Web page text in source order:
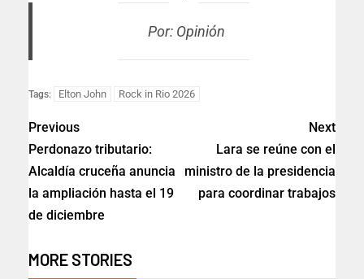
Por: Opinión
Tags: Elton John Rock in Rio 2026
Previous
Perdonazo tributario:
Alcaldía cruceña anuncia
la ampliación hasta el 19
de diciembre
Next
Lara se reúne con el
ministro de la presidencia
para coordinar trabajos
MORE STORIES